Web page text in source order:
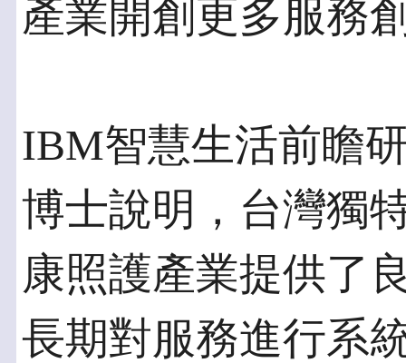
產業開創更多服務
IBM智慧生活前瞻
博士說明，台灣獨
康照護產業提供了
長期對服務進行系